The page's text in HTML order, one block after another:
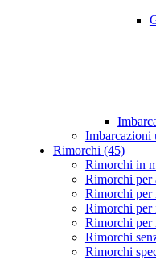
Imbarcazioni
Rimorchi (45)
Rimorchi in
Rimorchi per
Rimorchi per
Rimorchi per
Rimorchi per
Rimorchi
Rimorchi